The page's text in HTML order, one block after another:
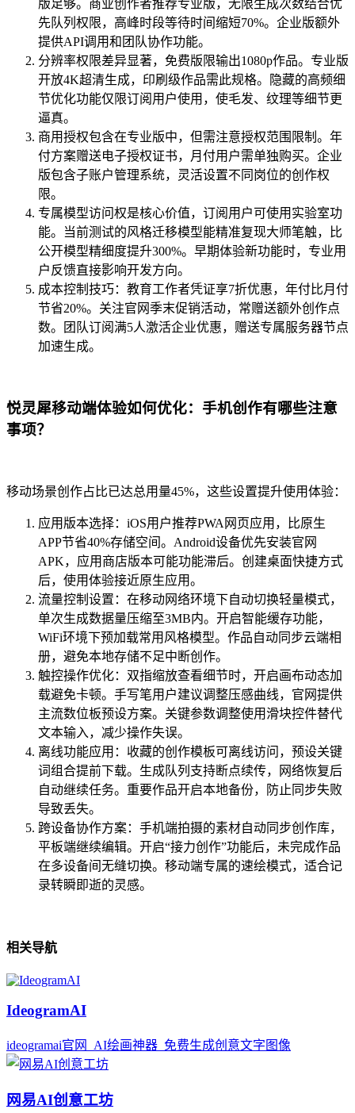
版足够。商业创作者推荐专业版，无限生成次数结合优
先队列权限，高峰时段等待时间缩短70%。企业版额外
提供API调用和团队协作功能。
分辨率权限差异显著，免费版限输出1080p作品。专业版
开放4K超清生成，印刷级作品需此规格。隐藏的高频细
节优化功能仅限订阅用户使用，使毛发、纹理等细节更
逼真。
商用授权包含在专业版中，但需注意授权范围限制。年
付方案赠送电子授权证书，月付用户需单独购买。企业
版包含子账户管理系统，灵活设置不同岗位的创作权
限。
专属模型访问权是核心价值，订阅用户可使用实验室功
能。当前测试的风格迁移模型能精准复现大师笔触，比
公开模型精细度提升300%。早期体验新功能时，专业用
户反馈直接影响开发方向。
成本控制技巧：教育工作者凭证享7折优惠，年付比月付
节省20%。关注官网季末促销活动，常赠送额外创作点
数。团队订阅满5人激活企业优惠，赠送专属服务器节点
加速生成。
悦灵犀移动端体验如何优化：手机创作有哪些注意
事项？
移动场景创作占比已达总用量45%，这些设置提升使用体验：
应用版本选择：iOS用户推荐PWA网页应用，比原生
APP节省40%存储空间。Android设备优先安装官网
APK，应用商店版本可能功能滞后。创建桌面快捷方式
后，使用体验接近原生应用。
流量控制设置：在移动网络环境下自动切换轻量模式，
单次生成数据量压缩至3MB内。开启智能缓存功能，
WiFi环境下预加载常用风格模型。作品自动同步云端相
册，避免本地存储不足中断创作。
触控操作优化：双指缩放查看细节时，开启画布动态加
载避免卡顿。手写笔用户建议调整压感曲线，官网提供
主流数位板预设方案。关键参数调整使用滑块控件替代
文本输入，减少操作失误。
离线功能应用：收藏的创作模板可离线访问，预设关键
词组合提前下载。生成队列支持断点续传，网络恢复后
自动继续任务。重要作品开启本地备份，防止同步失败
导致丢失。
跨设备协作方案：手机端拍摄的素材自动同步创作库，
平板端继续编辑。开启“接力创作”功能后，未完成作品
在多设备间无缝切换。移动端专属的速绘模式，适合记
录转瞬即逝的灵感。
相关导航
IdeogramAI
ideogramai官网_AI绘画神器_免费生成创意文字图像
网易AI创意工坊